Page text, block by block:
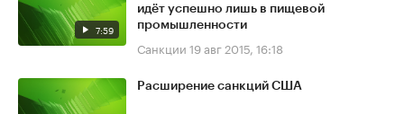
7:59
идёт успешно лишь в пищевой
промышленности
Санкции 19 авг 2015, 16:18
Расширение санкций США